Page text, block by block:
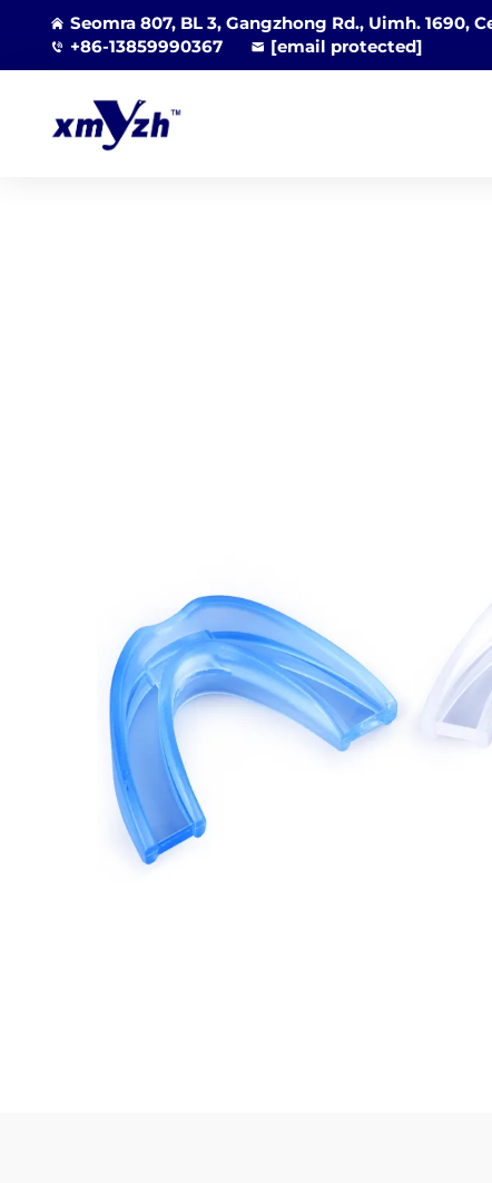
Seomra 807, BL 3, Gangzhong Rd., Uimh. 1690,
+86-13859990367
[email protected]